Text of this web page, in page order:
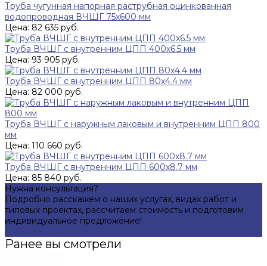
Труба чугунная напорная раструбная оцинкованная
водопроводная ВЧШГ 75х600 мм
Цена: 82 635 руб.
Труба ВЧШГ с внутренним ЦПП 400х6.5 мм
Цена: 93 905 руб.
Труба ВЧШГ с внутренним ЦПП 80х4.4 мм
Цена: 82 000 руб.
Труба ВЧШГ с наружным лаковым и внутренним ЦПП 800
мм
Цена: 110 660 руб.
Труба ВЧШГ с внутренним ЦПП 600х8.7 мм
Цена: 85 840 руб.
Нужна консультация?
Подробно расскажем о наших услугах, видах работ и
типовых проектах, рассчитаем стоимость и подготовим
индивидуальное предложение!
Ранее вы смотрели